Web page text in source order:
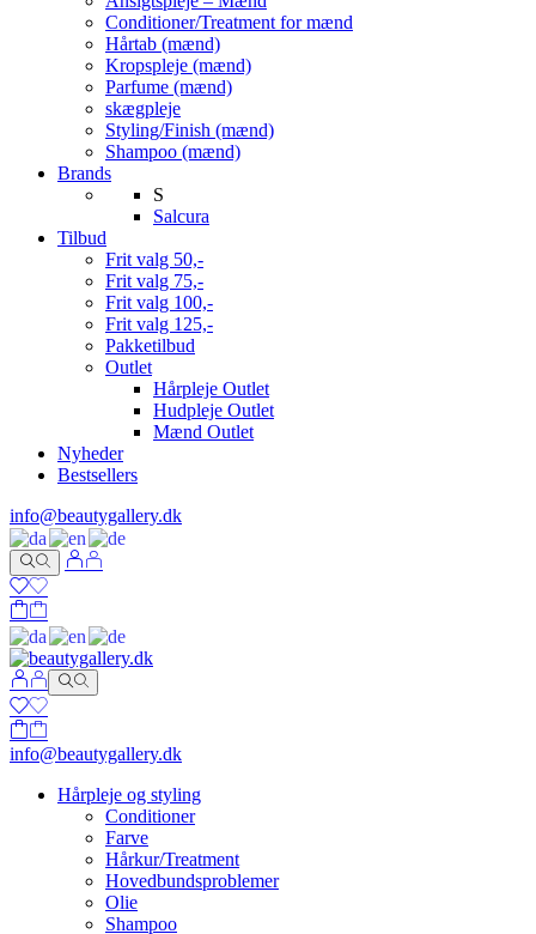
Conditioner/Treatment for mænd
Hårtab (mænd)
Kropspleje (mænd)
Parfume (mænd)
skægpleje
Styling/Finish (mænd)
Shampoo (mænd)
Brands
S
Salcura
Tilbud
Frit valg 50,-
Frit valg 75,-
Frit valg 100,-
Frit valg 125,-
Pakketilbud
Outlet
Hårpleje Outlet
Hudpleje Outlet
Mænd Outlet
Nyheder
Bestsellers
info@beautygallery.dk
info@beautygallery.dk
Hårpleje og styling
Conditioner
Farve
Hårkur/Treatment
Hovedbundsproblemer
Olie
Shampoo